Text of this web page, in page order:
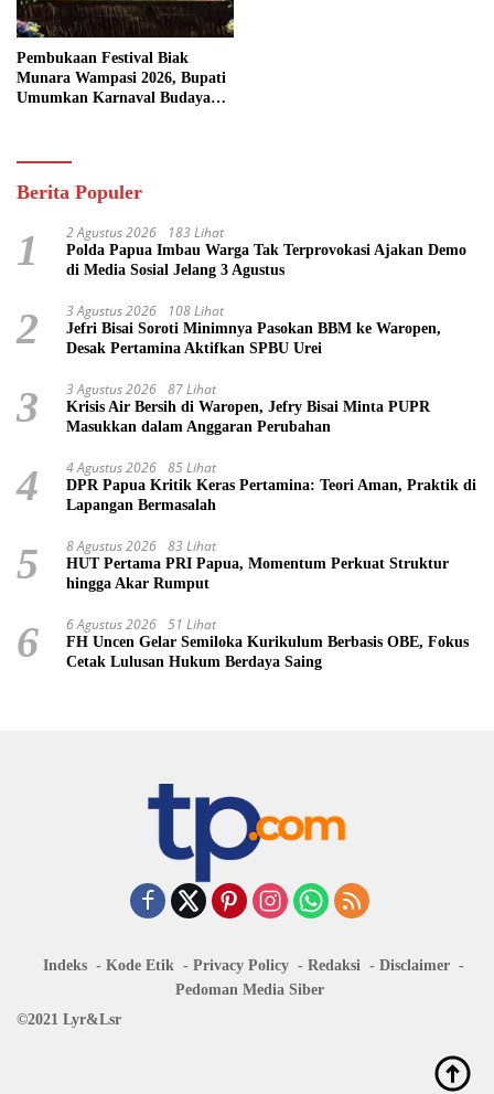
Pembukaan Festival Biak
Munara Wampasi 2026, Bupati
Umumkan Karnaval Budaya
Berita Populer
1 2 Agustus 2026 183 Lihat
Polda Papua Imbau Warga Tak Terprovokasi Ajakan Demo
di Media Sosial Jelang 3 Agustus
2 3 Agustus 2026 108 Lihat
Jefri Bisai Soroti Minimnya Pasokan BBM ke Waropen,
Desak Pertamina Aktifkan SPBU Urei
3 3 Agustus 2026 87 Lihat
Krisis Air Bersih di Waropen, Jefry Bisai Minta PUPR
Masukkan dalam Anggaran Perubahan
4 4 Agustus 2026 85 Lihat
DPR Papua Kritik Keras Pertamina: Teori Aman, Praktik di
Lapangan Bermasalah
5 8 Agustus 2026 83 Lihat
HUT Pertama PRI Papua, Momentum Perkuat Struktur
hingga Akar Rumput
6 6 Agustus 2026 51 Lihat
FH Uncen Gelar Semiloka Kurikulum Berbasis OBE, Fokus
Cetak Lulusan Hukum Berdaya Saing
Indeks Kode Etik Privacy Policy Redaksi
Disclaimer
Pedoman Media Siber
©2021 Lyr&Lsr